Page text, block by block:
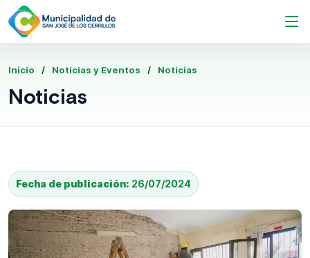
Inicio Noticias y Eventos Noticias
Noticias
Fecha de publicación: 26/07/2024